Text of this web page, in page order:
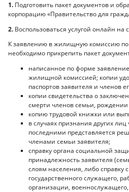
1. Подготовить пакет документов и
корпорацию «Правительство для
2. Воспользоваться услугой онлайн на
К заявлению в жилищную комиссию
необходимо прикрепить пакет
написанное по форме
жилищной комиссией; копии
паспортов заявителя и членов
копии свидетельства о
смерти членов семьи, рождении
копию трудовой книжки или
в случаях признания других
последними представляется
членами семьи заявителя;
справку органа социальной
принадлежность заявителя
слоям населения, либо справку
государственного служащего,
организации,